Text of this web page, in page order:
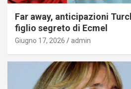
Far away, anticipazioni
figlio segreto di Ecmel
Giugno 17, 2026 admin